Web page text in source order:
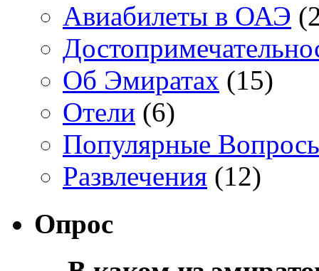
Авиабилеты в ОАЭ
Об Эмиратах (15)
Отели (6)
Популярные
Развлечения (12)
Опрос